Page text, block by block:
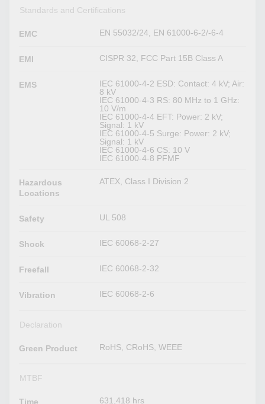
Standards and Certifications
EMC EN 55032/24, EN 61000-6-2/-6-4
EMI CISPR 32, FCC Part 15B Class A
EMS
IEC 61000-4-2 ESD: Contact: 4 kV; Air:
8 kV
IEC 61000-4-3 RS: 80 MHz to 1 GHz:
10 V/m
IEC 61000-4-4 EFT: Power: 2 kV;
Signal: 1 kV
IEC 61000-4-5 Surge: Power: 2 kV;
Signal: 1 kV
IEC 61000-4-6 CS: 10 V
IEC 61000-4-8 PFMF
Hazardous
Locations
ATEX, Class I Division 2
Safety UL 508
Shock IEC 60068-2-27
Freefall IEC 60068-2-32
Vibration IEC 60068-2-6
Declaration
Green Product RoHS, CRoHS, WEEE
MTBF
Time 631,418 hrs